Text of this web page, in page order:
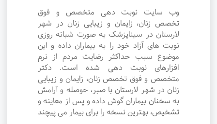
وب سایت نوبت دهی متخصص و فوق
تخصص زنان، زایمان و زیبایی زنان در شهر
لارستان در سیناپزشک به صورت شبانه روزی
نوبت های آزاد خود را به بیماران داده و این
موضوع سبب حداکثر رضایت مردم از نرم
افزارهای نوبت دهی شده است. دکتر
متخصص و فوق تخصص زنان، زایمان و زیبایی
زنان در شهر لارستان با صبر، حوصله و آرامش
به سخنان بیماران گوش داده و پس از معاینه و
تشخیص، بهترین نسخه را برای بیمار می پیچند